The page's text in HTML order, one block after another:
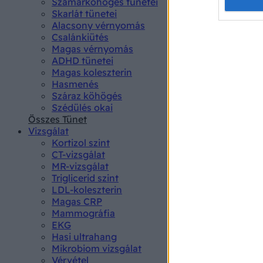
Skarlát tünetei
Alacsony vérnyomás
Csalánkiütés
Magas vérnyomás
ADHD tünetei
Magas koleszterin
Hasmenés
Száraz köhögés
Szédülés okai
Összes Tünet
Vizsgálat
Kortizol szint
CT-vizsgálat
MR-vizsgálat
Triglicerid szint
LDL-koleszterin
Magas CRP
Mammográfia
EKG
Hasi ultrahang
Mikrobiom vizsgálat
Vérvétel